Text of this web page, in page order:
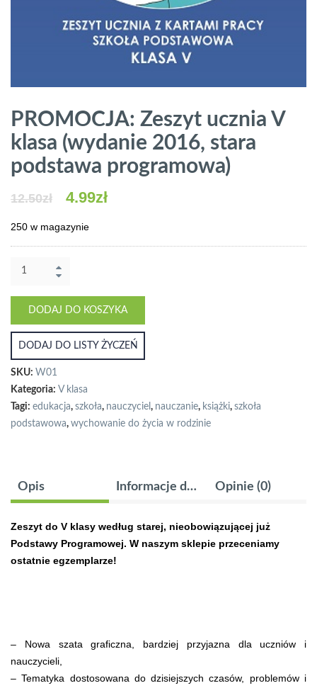
PROMOCJA: Zeszyt ucznia V
klasa (wydanie 2016, stara
podstawa programowa)
12.50zł 4.99zł
250 w magazynie
ilość
PROMOCJA:
ucznia
klasa
(wydanie
2016,
stara
podstawa
programowa)
DODAJ DO KOSZYKA
DODAJ DO LISTY ŻYCZEŃ
SKU: W01
Kategoria: V klasa
Tagi: edukacja, szkoła, nauczyciel , nauczanie, książki, szkoła
podstawowa, wychowanie do życia w rodzinie
Opis Informacje dodatkowe Opinie (0)
Zeszyt do V klasy według starej, nieobowiązującej już
Podstawy Programowej. W naszym sklepie przeceniamy
ostatnie egzemplarze!
– Nowa szata graficzna, bardziej przyjazna dla uczniów i
nauczycieli,
– Tematyka dostosowana do dzisiejszych czasów, problemów i